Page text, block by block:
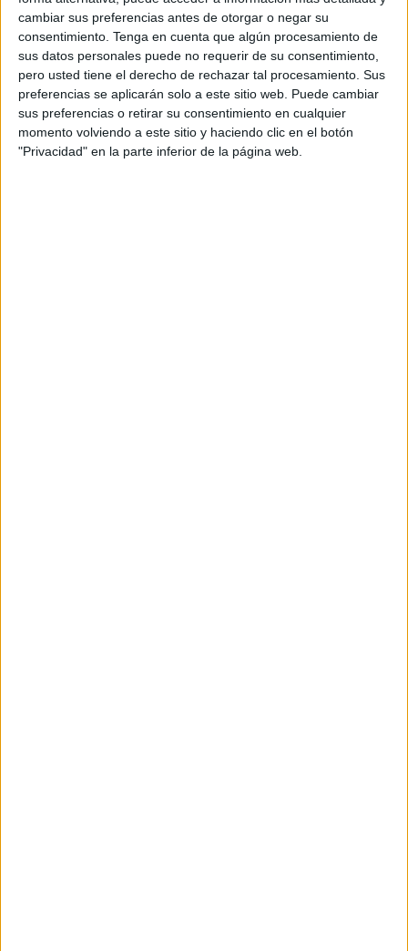
cambiar sus preferencias antes de otorgar o negar su
consentimiento. Tenga en cuenta que algún procesamiento de
sus datos personales puede no requerir de su consentimiento,
pero usted tiene el derecho de rechazar tal procesamiento. Sus
preferencias se aplicarán solo a este sitio web. Puede cambiar
sus preferencias o retirar su consentimiento en cualquier
momento volviendo a este sitio y haciendo clic en el botón
"Privacidad" en la parte inferior de la página web.